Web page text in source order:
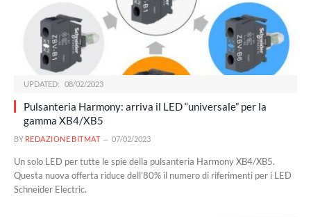
UPDATED: 08/02/2023
Pulsanteria Harmony: arriva il LED “universale” per la
gamma XB4/XB5
BY REDAZIONE BITMAT 07/02/2023
Un solo LED per tutte le spie della pulsanteria Harmony XB4/XB5.
Questa nuova offerta riduce dell’80% il numero di riferimenti per i LED
Schneider Electric.